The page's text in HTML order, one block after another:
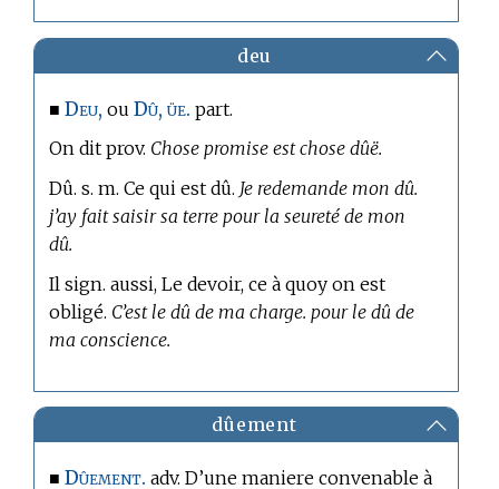
deu
■Deu, ouDû, üe. part.
On dit prov. Chose promise est chose dûë.
Dû. s. m. Ce qui est dû. Je redemande mon dû.
j’ay fait saisir sa terre pour la seureté de mon
dû.
Il sign. aussi, Le devoir, ce à quoy on est
obligé. C’est le dû de ma charge. pour le dû de
ma conscience.
dûement
■Dûement. adv. D’une maniere convenable à